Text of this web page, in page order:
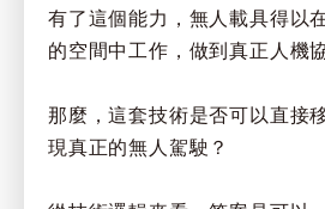
有了這個能力，無人載具得以
的空間中工作，做到真正人機協
那麼，這套技術是否可以直接
現真正的無人駕駛？